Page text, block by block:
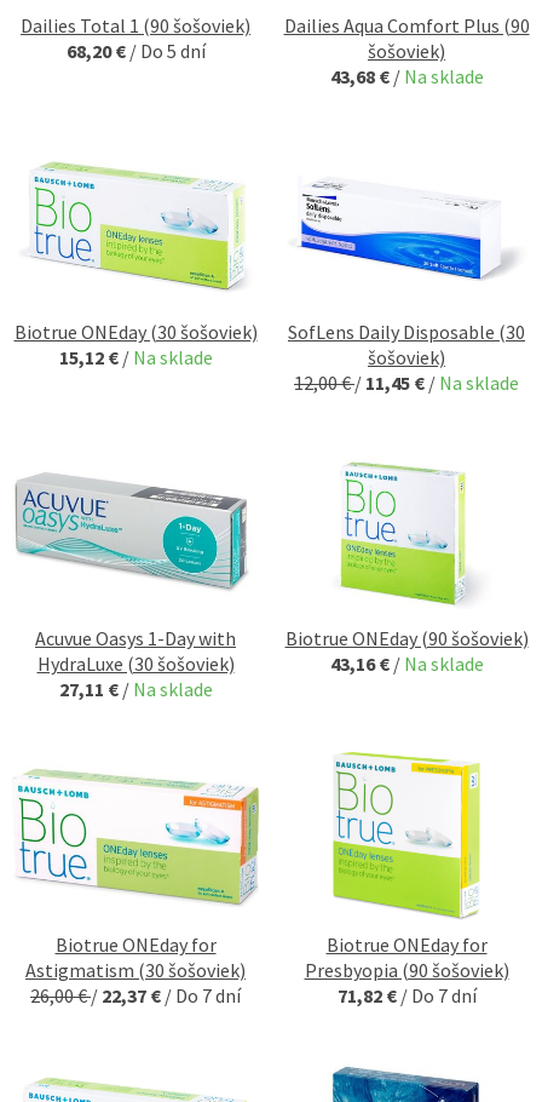
Dailies Total 1 (90 šošoviek)
68,20 € / Do 5 dní
Dailies Aqua Comfort Plus (90
šošoviek)
43,68 € / Na sklade
Biotrue ONEday (30 šošoviek)
15,12 € / Na sklade
SofLens Daily Disposable (30
šošoviek)
12,00 €/ 11,45 € / Na sklade
Acuvue Oasys 1-Day with
HydraLuxe (30 šošoviek)
27,11 € / Na sklade
Biotrue ONEday (90 šošoviek)
43,16 € / Na sklade
Biotrue ONEday for
Astigmatism (30 šošoviek)
26,00 €/ 22,37 € / Do 7 dní
Biotrue ONEday for
Presbyopia (90 šošoviek)
71,82 € / Do 7 dní